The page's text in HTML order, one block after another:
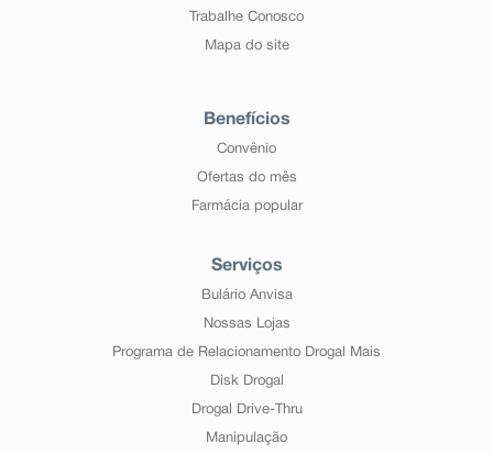
Trabalhe Conosco
Mapa do site
Benefícios
Convênio
Ofertas do mês
Farmácia popular
Serviços
Bulário Anvisa
Nossas Lojas
Programa de Relacionamento Drogal Mais
Disk Drogal
Drogal Drive-Thru
Manipulação